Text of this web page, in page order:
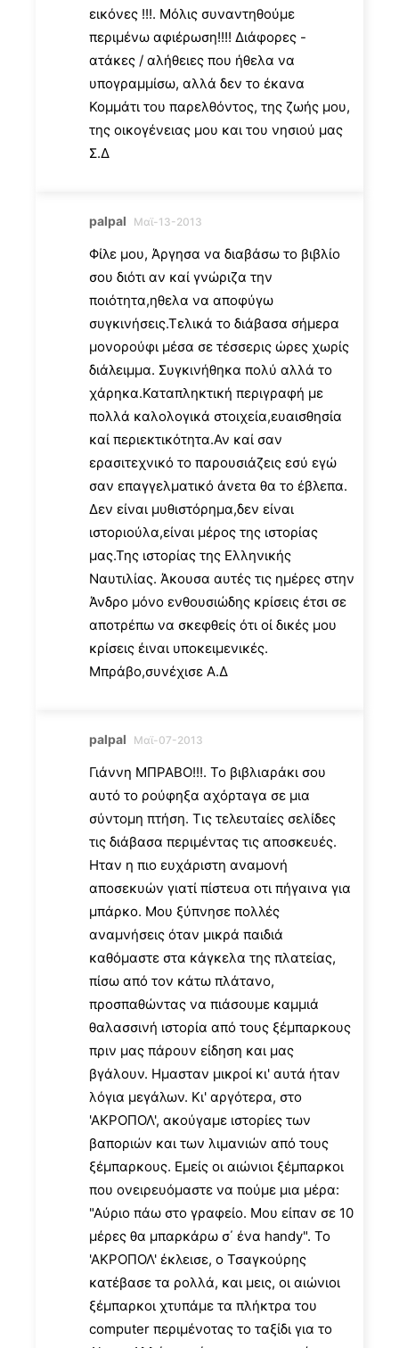
εικόνες !!!. Μόλις συναντηθούμε
περιμένω αφιέρωση!!!! Διάφορες -
ατάκες / αλήθειες που ήθελα να
υπογραμμίσω, αλλά δεν το έκανα
Κομμάτι του παρελθόντος, της ζωής μου,
της οικογένειας μου και του νησιού μας
Σ.Δ
palpal Μαϊ-13-2013
Φίλε μου, Άργησα να διαβάσω το βιβλίο
σου διότι αν καί γνώριζα την
ποιότητα,ηθελα να αποφύγω
συγκινήσεις.Τελικά το διάβασα σήμερα
μονορούφι μέσα σε τέσσερις ώρες χωρίς
διάλειμμα. Συγκινήθηκα πολύ αλλά το
χάρηκα.Καταπληκτική περιγραφή με
πολλά καλολογικά στοιχεία,ευαισθησία
καί περιεκτικότητα.Αν καί σαν
ερασιτεχνικό το παρουσιάζεις εσύ εγώ
σαν επαγγελματικό άνετα θα το έβλεπα.
Δεν είναι μυθιστόρημα,δεν είναι
ιστοριούλα,είναι μέρος της ιστορίας
μας.Της ιστορίας της Ελληνικής
Ναυτιλίας. Άκουσα αυτές τις ημέρες στην
Άνδρο μόνο ενθουσιώδης κρίσεις έτσι σε
αποτρέπω να σκεφθείς ότι οί δικές μου
κρίσεις έιναι υποκειμενικές.
Μπράβο,συνέχισε Α.Δ
palpal Μαϊ-07-2013
Γιάννη ΜΠΡΑΒΟ!!!. Το βιβλιαράκι σου
αυτό το ρούφηξα αχόρταγα σε μια
σύντομη πτήση. Τις τελευταίες σελίδες
τις διάβασα περιμέντας τις αποσκευές.
Ηταν η πιο ευχάριστη αναμονή
αποσεκυών γιατί πίστευα οτι πήγαινα για
μπάρκο. Μου ξύπνησε πολλές
αναμνήσεις όταν μικρά παιδιά
καθόμαστε στα κάγκελα της πλατείας,
πίσω από τον κάτω πλάτανο,
προσπαθώντας να πιάσουμε καμμιά
θαλασσινή ιστορία από τους ξέμπαρκους
πριν μας πάρουν είδηση και μας
βγάλουν. Ημασταν μικροί κι' αυτά ήταν
λόγια μεγάλων. Κι' αργότερα, στο
'ΑΚΡΟΠΟΛ', ακούγαμε ιστορίες των
βαποριών και των λιμανιών από τους
ξέμπαρκους. Εμείς οι αιώνιοι ξέμπαρκοι
που ονειρευόμαστε να πούμε μια μέρα:
"Αύριο πάω στο γραφείο. Μου είπαν σε 10
μέρες θα μπαρκάρω σ΄ ένα handy". Το
'ΑΚΡΟΠΟΛ' έκλεισε, ο Τσαγκούρης
κατέβασε τα ρολλά, και μεις, οι αιώνιοι
ξέμπαρκοι χτυπάμε τα πλήκτρα του
computer περιμένοτας το ταξίδι για το